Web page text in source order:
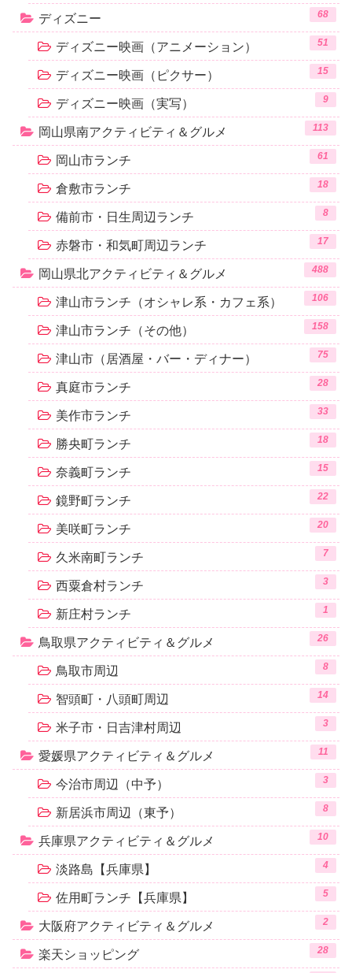
ディズニー 68
ディズニー映画（アニメーション） 51
ディズニー映画（ピクサー） 15
ディズニー映画（実写） 9
岡山県南アクティビティ＆グルメ 113
岡山市ランチ 61
倉敷市ランチ 18
備前市・日生周辺ランチ 8
赤磐市・和気町周辺ランチ 17
岡山県北アクティビティ＆グルメ 488
津山市ランチ（オシャレ系・カフェ系） 106
津山市ランチ（その他） 158
津山市（居酒屋・バー・ディナー） 75
真庭市ランチ 28
美作市ランチ 33
勝央町ランチ 18
奈義町ランチ 15
鏡野町ランチ 22
美咲町ランチ 20
久米南町ランチ 7
西粟倉村ランチ 3
新庄村ランチ 1
鳥取県アクティビティ＆グルメ 26
鳥取市周辺 8
智頭町・八頭町周辺 14
米子市・日吉津村周辺 3
愛媛県アクティビティ＆グルメ 11
今治市周辺（中予） 3
新居浜市周辺（東予） 8
兵庫県アクティビティ＆グルメ 10
淡路島【兵庫県】 4
佐用町ランチ【兵庫県】 5
大阪府アクティビティ＆グルメ 2
楽天ショッピング 28